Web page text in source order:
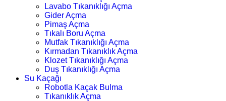
Lavabo Tıkanıklığı Açma
Gider Açma
Pimaş Açma
Tıkalı Boru Açma
Mutfak Tıkanıklığı Açma
Kırmadan Tıkanıklık Açma
Klozet Tıkanıklığı Açma
Duş Tıkanıklığı Açma
Su Kaçağı
Robotla Kaçak Bulma
Tıkanıklık Açma